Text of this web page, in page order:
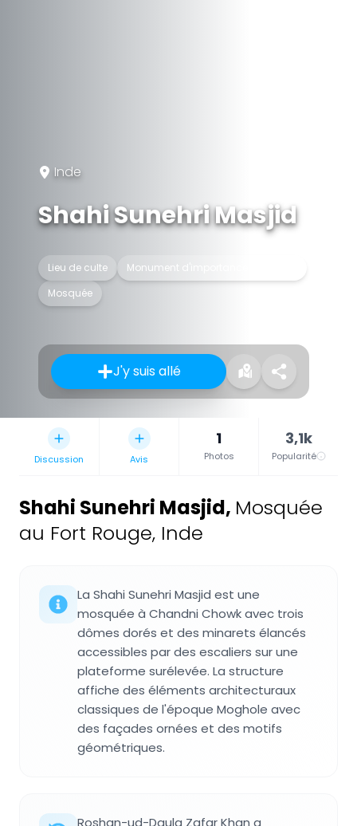
Inde
Shahi Sunehri Masjid
Lieu de culte
Monument d'importance nationale
Mosquée
J'y suis allé
Discussion Avis
1
Photos
3,1k
Popularité
Shahi Sunehri Masjid, Mosquée
au Fort Rouge, Inde
La Shahi Sunehri Masjid est une
mosquée à Chandni Chowk avec trois
dômes dorés et des minarets élancés
accessibles par des escaliers sur une
plateforme surélevée. La structure
affiche des éléments architecturaux
classiques de l'époque Moghole avec
des façades ornées et des motifs
géométriques.
Roshan-ud-Daula Zafar Khan a